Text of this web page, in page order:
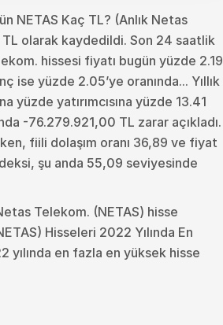
NETAS Kaç TL? (Anlık Netas
olarak kaydedildi. Son 24 saatlik
hissesi fiyatı bugün yüzde 2.19
ise yüzde 2.05’ye oranında... Yıllık
yüzde yatırımcısına yüzde 13.41
-76.279.921,00 TL zarar açıkladı.
fiili dolaşım oranı 36,89 ve fiyat
şu anda 55,09 seviyesinde
Telekom. (NETAS) hisse
Hisseleri 2022 Yılında En
yılında en fazla en yüksek hisse